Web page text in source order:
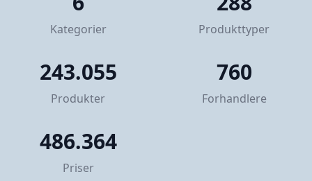
Kategorier Produkttyper
243.055
Produkter
760
Forhandlere
486.364
Priser